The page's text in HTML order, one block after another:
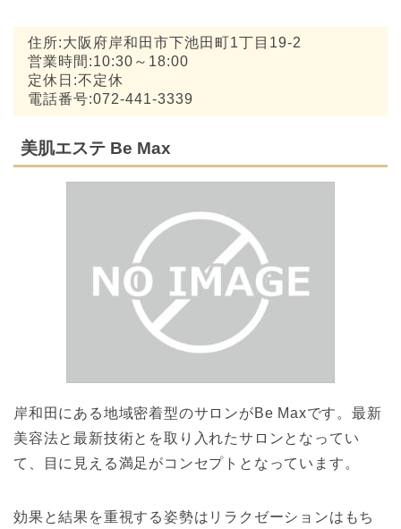
住所:大阪府岸和田市下池田町1丁目19-2
営業時間:10:30～18:00
定休日:不定休
電話番号:072-441-3339
美肌エステ Be Max
岸和田にある地域密着型のサロンがBe Maxです。最新
美容法と最新技術とを取り入れたサロンとなってい
て、目に見える満足がコンセプトとなっています。
効果と結果を重視する姿勢はリラクゼーションはもち